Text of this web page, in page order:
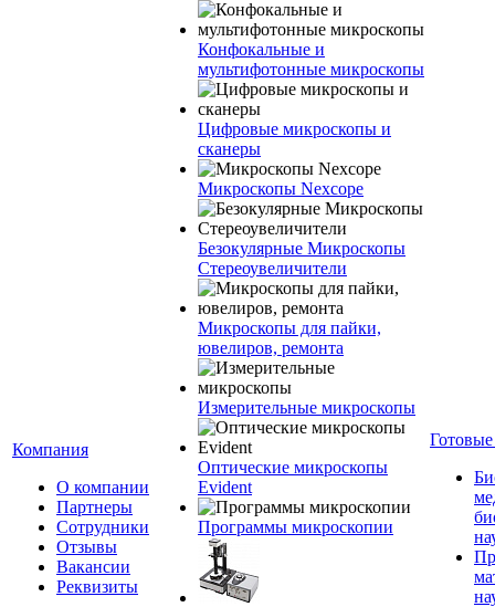
Компания
О компании
Партнеры
Сотрудники
Отзывы
Вакансии
Реквизиты
Конфокальные и
мультифотонные микроскопы
Цифровые микроскопы и
сканеры
Микроскопы Nexcope
Безокулярные Микроскопы
Стереоувеличители
Микроскопы для пайки,
ювелиров, ремонта
Измерительные микроскопы
Оптические микроскопы
Evident
Программы микроскопии